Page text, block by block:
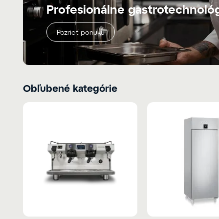
Profesionálne
Pozrieť ponuku
Obľubené kategórie